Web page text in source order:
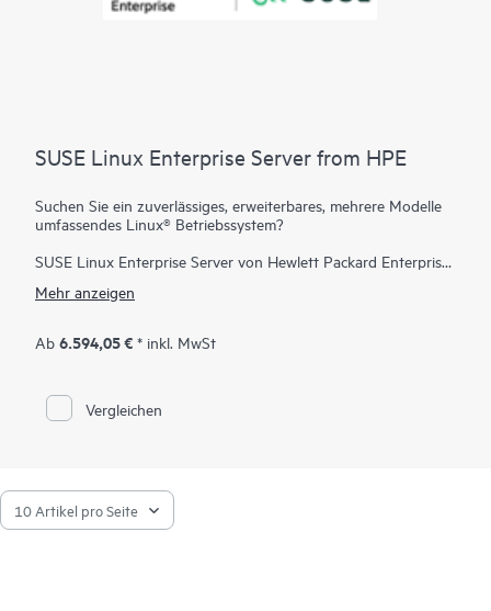
SUSE Linux Enterprise Server from HPE
Suchen Sie ein zuverlässiges, erweiterbares, mehrere Modelle
umfassendes Linux® Betriebssystem?
SUSE Linux Enterprise Server von Hewlett Packard Enterprise
Serverbetriebssystem für geschäftskritische Workloads in
Dabei handelt es sich um eine erschwingliche, interoperable
damit kosteneffizient Leistungen im Bereich ihres
Kerngeschäfts bereitstellen, sichere Netzwerke ermöglichen
und das Management ihrer heterogenen IT-Infrastruktur
Mehr anzeigen
Ab 6.594,05 € * inkl. MwSt
Vergleichen